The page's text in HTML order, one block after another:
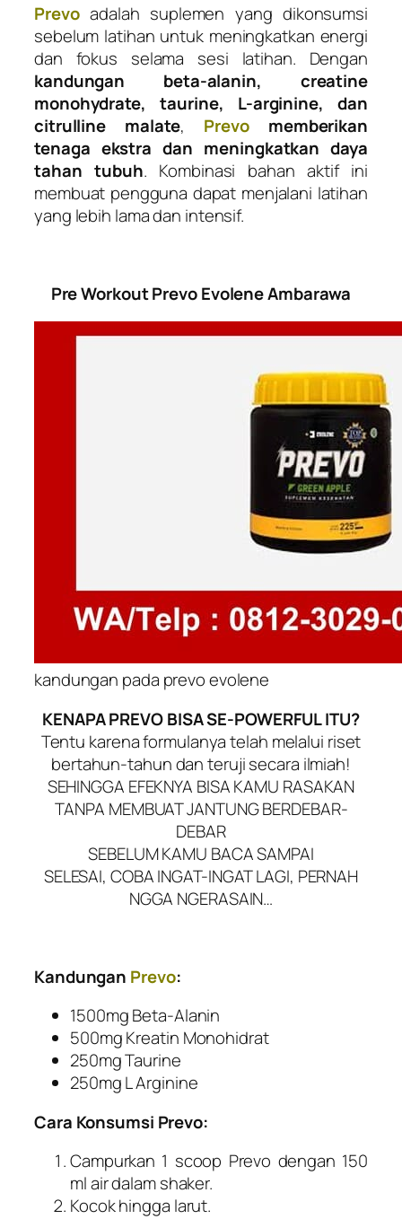
Prevoadalah suplemen yang dikonsumsi
sebelum latihan untuk meningkatkan energi
dan fokus selama sesi latihan. Dengan
kandungan beta-alanin, creatine
monohydrate, taurine, L-arginine, dan
citrulline malate, Prevo
memberikan
tenaga ekstra dan meningkatkan daya
tahan tubuh. Kombinasi bahan aktif ini
membuat pengguna dapat menjalani latihan
yang lebih lama dan intensif.
Pre Workout Prevo Evolene Ambarawa
kandungan pada prevo evolene
KENAPA PREVO BISA SE-POWERFUL ITU?
Tentu karena formulanya telah melalui riset
bertahun-tahun dan teruji secara ilmiah!
SEHINGGA EFEKNYA BISA KAMU RASAKAN
TANPA MEMBUAT JANTUNG BERDEBAR-
DEBAR
SEBELUM KAMU BACA SAMPAI
SELESAI, COBA INGAT-INGAT LAGI, PERNAH
NGGA NGERASAIN…
Kandungan Prevo:
1500mg Beta-Alanin
500mg Kreatin Monohidrat
250mg Taurine
250mg L Arginine
Cara Konsumsi Prevo:
Campurkan 1 scoop Prevo dengan 150
ml air dalam shaker.
Kocok hingga larut.